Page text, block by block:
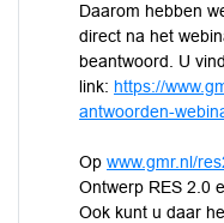
Daarom hebben
direct na het
beantwoord. U
link: https://
antwoorden-
Op www.gmr.nl/
Ontwerp RES 2.0
Ook kunt u daar